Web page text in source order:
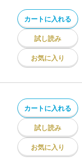
カートに入れる
試し読み
お気に入り
カートに入れる
試し読み
お気に入り